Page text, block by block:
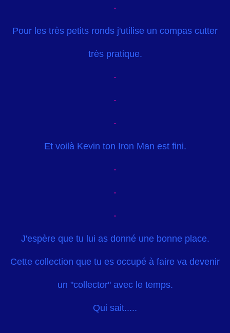
Pour les très petits ronds j'utilise un compas cutter
très pratique.
Et voilà Kevin ton Iron Man est fini.
J'espère que tu lui as donné une bonne place.
Cette collection que tu es occupé à faire va devenir
un "collector" avec le temps.
Qui sait.....